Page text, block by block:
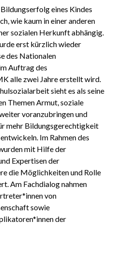
eines Kindes
wie kaum in einer anderen
sozialen Herkunft abhängig.
erst kürzlich wieder
des Nationalen
Auftrag des
alle zwei Jahre erstellt wird.
sieht es als seine
Themen Armut, soziale
voranzubringen und
mehr Bildungsgerechtigkeit
Im Rahmen des
mit Hilfe der
Expertisen der
die Möglichkeiten und Rolle
Am Fachdialog nahmen
von
sowie
der